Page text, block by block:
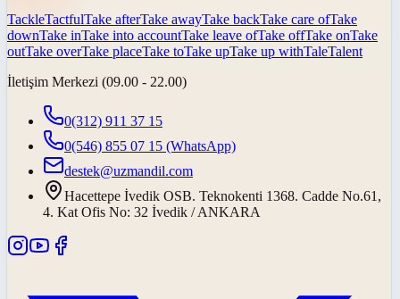
TackleTactfulTake afterTake awayTake backTake care ofTake
downTake inTake into accountTake leave ofTake offTake onTake
outTake overTake placeTake toTake upTake up withTaleTalent
İletişim Merkezi (09.00 - 22.00)
0(312) 911 37 15
0(546) 855 07 15 (WhatsApp)
destek@uzmandil.com
Hacettepe İvedik OSB. Teknokenti 1368. Cadde No.61,
4. Kat Ofis No: 32 İvedik / ANKARA